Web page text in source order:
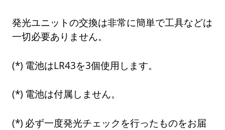
発光ユニットの交換は非常に簡単で工具などは
一切必要ありません。
電池はLR43を3個使用します。
電池は付属しません。
必ず一度発光チェックを行ったものをお届